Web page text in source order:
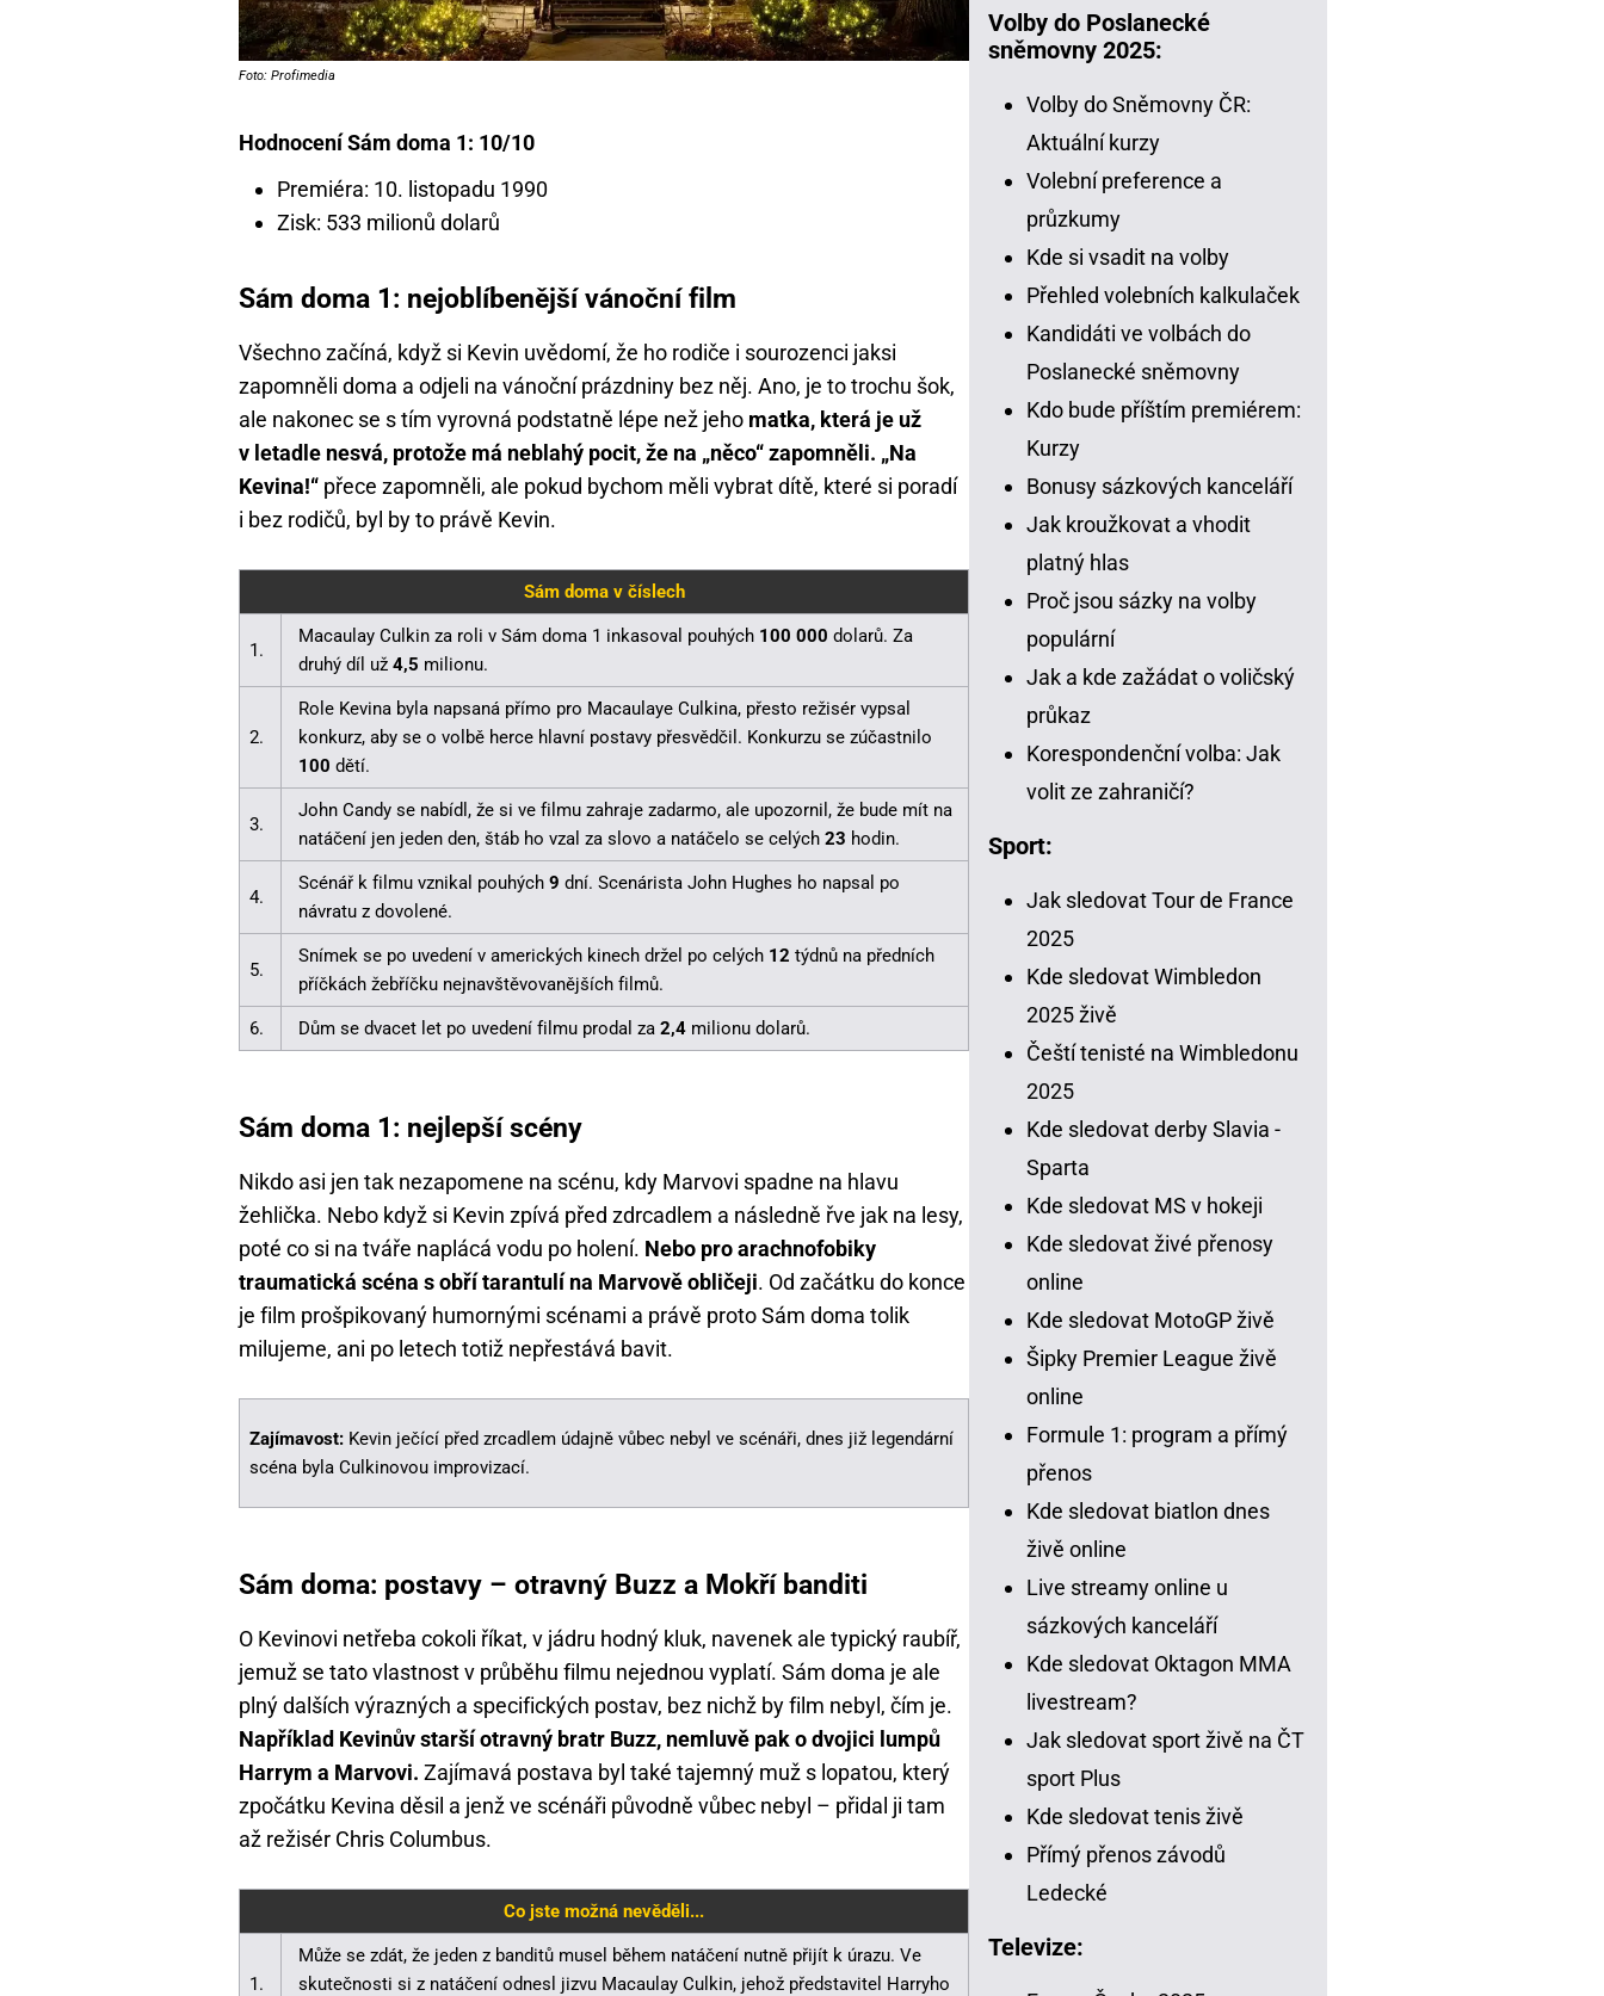
Foto: Profimedia
Hodnocení Sám doma 1: 10/10
Premiéra: 10. listopadu 1990
Zisk: 533 milionů dolarů
Sám doma 1: nejoblíbenější vánoční film
Všechno začíná, když si Kevin uvědomí, že ho rodiče i sourozenci jaksi
zapomněli doma a odjeli na vánoční prázdniny bez něj. Ano, je to trochu šok,
ale nakonec se s tím vyrovná podstatně lépe než jeho matka, která je už
v letadle nesvá, protože má neblahý pocit, že na „něco“ zapomněli. „Na
Kevina!“ přece zapomněli, ale pokud bychom měli vybrat dítě, které si poradí
i bez rodičů, byl by to právě Kevin.
Sám doma v číslech
1.
Macaulay Culkin za roli v Sám doma 1 inkasoval pouhých 100 000 dolarů. Za
druhý díl už 4,5 milionu.
2.
Role Kevina byla napsaná přímo pro Macaulaye Culkina, přesto režisér vypsal
konkurz, aby se o volbě herce hlavní postavy přesvědčil. Konkurzu se zúčastnilo
100 dětí.
3.
John Candy se nabídl, že si ve filmu zahraje zadarmo, ale upozornil, že bude mít na
natáčení jen jeden den, štáb ho vzal za slovo a natáčelo se celých 23 hodin.
4.
Scénář k filmu vznikal pouhých 9 dní. Scenárista John Hughes ho napsal po
návratu z dovolené.
5.
Snímek se po uvedení v amerických kinech držel po celých 12 týdnů na předních
příčkách žebříčku nejnavštěvovanějších filmů.
6. Dům se dvacet let po uvedení filmu prodal za 2,4 milionu dolarů.
Sám doma 1: nejlepší scény
Nikdo asi jen tak nezapomene na scénu, kdy Marvovi spadne na hlavu
žehlička. Nebo když si Kevin zpívá před zdrcadlem a následně řve jak na lesy,
poté co si na tváře naplácá vodu po holení. Nebo pro arachnofobiky
traumatická scéna s obří tarantulí na Marvově obličeji. Od začátku do konce
je film prošpikovaný humornými scénami a právě proto Sám doma tolik
milujeme, ani po letech totiž nepřestává bavit.
Zajímavost: Kevin ječící před zrcadlem údajně vůbec nebyl ve scénáři, dnes již legendární
scéna byla Culkinovou improvizací.
Sám doma: postavy – otravný Buzz a Mokří banditi
O Kevinovi netřeba cokoli říkat, v jádru hodný kluk, navenek ale typický raubíř,
jemuž se tato vlastnost v průběhu filmu nejednou vyplatí. Sám doma je ale
plný dalších výrazných a specifických postav, bez nichž by film nebyl, čím je.
Například Kevinův starší otravný bratr Buzz, nemluvě pak o dvojici lumpů
Harrym a Marvovi. Zajímavá postava byl také tajemný muž s lopatou, který
zpočátku Kevina děsil a jenž ve scénáři původně vůbec nebyl – přidal ji tam
až režisér Chris Columbus.
Co jste možná nevěděli...
1.
Může se zdát, že jeden z banditů musel během natáčení nutně přijít k úrazu. Ve
skutečnosti si z natáčení odnesl jizvu Macaulay Culkin, jehož představitel Harryho
Volby do Poslanecké
sněmovny 2025:
Volby do Sněmovny ČR:
Aktuální kurzy
Volební preference a
průzkumy
Kde si vsadit na volby
Přehled volebních kalkulaček
Kandidáti ve volbách do
Poslanecké sněmovny
Kdo bude příštím premiérem:
Kurzy
Bonusy sázkových kanceláří
Jak kroužkovat a vhodit
platný hlas
Proč jsou sázky na volby
populární
Jak a kde zažádat o voličský
průkaz
Korespondenční volba: Jak
volit ze zahraničí?
Sport:
Jak sledovat Tour de France
2025
Kde sledovat Wimbledon
2025 živě
Čeští tenisté na Wimbledonu
2025
Kde sledovat derby Slavia -
Sparta
Kde sledovat MS v hokeji
Kde sledovat živé přenosy
online
Kde sledovat MotoGP živě
Šipky Premier League živě
online
Formule 1: program a přímý
přenos
Kde sledovat biatlon dnes
živě online
Live streamy online u
sázkových kanceláří
Kde sledovat Oktagon MMA
livestream?
Jak sledovat sport živě na ČT
sport Plus
Kde sledovat tenis živě
Přímý přenos závodů
Ledecké
Televize: